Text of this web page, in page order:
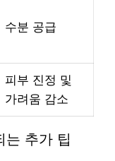
수분 공급
피부 진정 및
가려움 감소
는 추가 팁